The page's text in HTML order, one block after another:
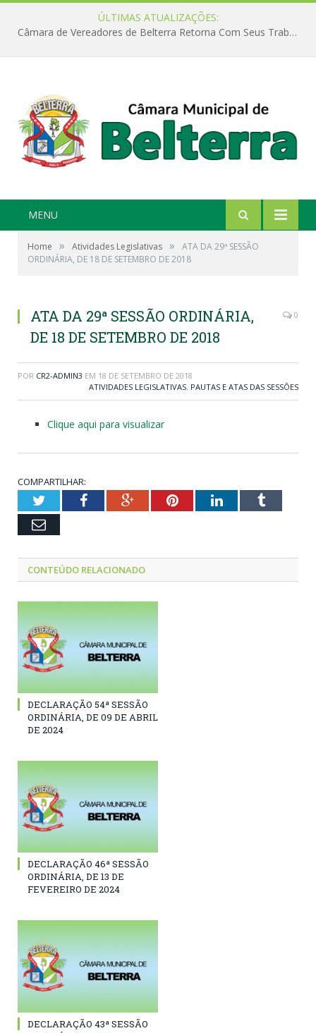
ÚLTIMAS ATUALIZAÇÕES:
Câmara de Vereadores de Belterra Retorna Com Seus Trabalhos Legislativos
MENU
Home » Atividades Legislativas »
ATA DA 29ª SESSÃO
ORDINÁRIA, DE 18 DE SETEMBRO DE 2018
ATA DA 29ª SESSÃO ORDINÁRIA,
DE 18 DE SETEMBRO DE 2018
0
POR CR2-ADMIN3 EM 18 DE SETEMBRO DE 2018
ATIVIDADES LEGISLATIVAS, PAUTAS E ATAS DAS SESSÕES
Clique aqui para visualizar
COMPARTILHAR:
TwitterFacebookGoogle+PinterestLinkedInTumblr
Email
CONTEÚDO RELACIONADO
DECLARAÇÃO 54ª SESSÃO
ORDINÁRIA, DE 09 DE ABRIL
DE 2024
DECLARAÇÃO 46ª SESSÃO
ORDINÁRIA, DE 13 DE
FEVEREIRO DE 2024
DECLARAÇÃO 43ª SESSÃO